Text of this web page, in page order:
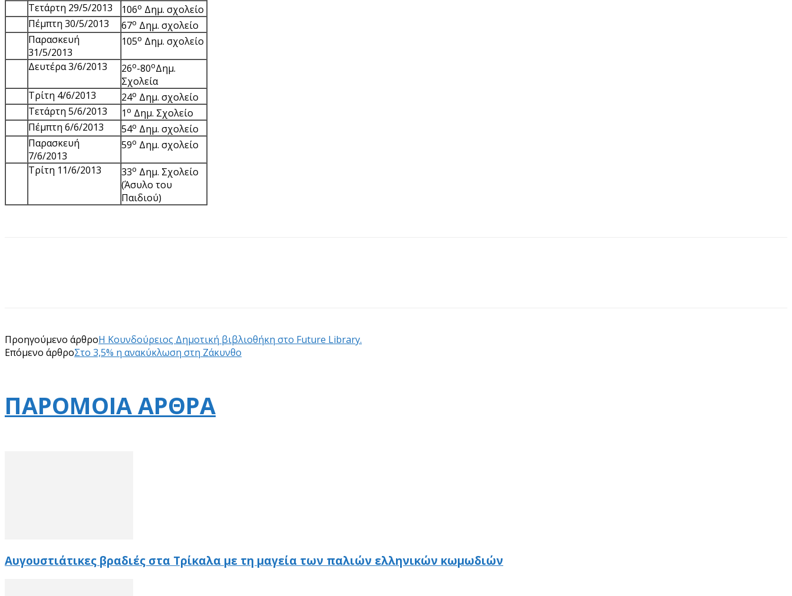
Τετάρτη 29/5/2013
106ο Δημ. σχολείο
Πέμπτη 30/5/2013
67ο Δημ. σχολείο
Παρασκευή
31/5/2013
105ο Δημ. σχολείο
Δευτέρα 3/6/2013
26ο-80οΔημ.
Σχολεία
Τρίτη 4/6/2013
24ο Δημ. σχολείο
Τετάρτη 5/6/2013
1ο Δημ. Σχολείο
Πέμπτη 6/6/2013
54ο Δημ. σχολείο
Παρασκευή
7/6/2013
59ο Δημ. σχολείο
Τρίτη 11/6/2013
33ο Δημ. Σχολείο
(Άσυλο του
Παιδιού)
Προηγούμενο άρθροH Kουνδούρειος Δημοτική βιβλιοθήκη στο Future Library.
Επόμενο άρθροΣτο 3,5% η ανακύκλωση στη Ζάκυνθο
ΠΑΡΟΜΟΙΑ ΑΡΘΡΑ
Αυγουστιάτικες βραδιές στα Τρίκαλα με τη μαγεία των παλιών ελληνικών κωμωδιών